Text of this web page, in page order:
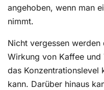
angehoben, wenn man
nimmt.
Nicht vergessen
Wirkung von Kaffee
das Konzentrationslevel
kann. Darüber hinaus